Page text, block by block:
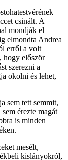
csinált. A
mondják el
elmondta Andrea
erről a volt
hogy először
szerezni a
okolni és lehet,
sem tett semmit,
érezte magát
is minden
mesélt,
kislányokról,